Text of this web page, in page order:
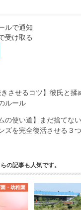
ルで通知
受け取る
きさせるコツ】彼氏と
ルール
の使い道】まだ捨てな
ズを完全復活させる３
の記事も人気です。
・幼稚園